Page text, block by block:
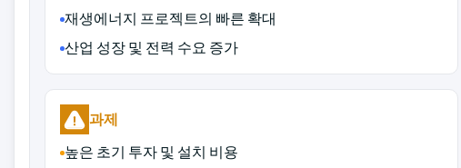
재생에너지 프로젝트의 빠른 확대
산업 성장 및 전력 수요 증가
과제
높은 초기 투자 및 설치 비용